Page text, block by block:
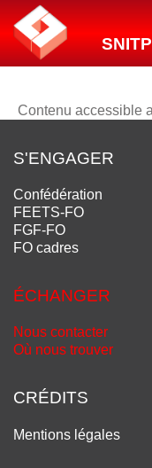
Contenu accessible
S'ENGAGER
Confédération
FEETS-FO
FGF-FO
FO cadres
ÉCHANGER
Nous contacter
Où nous trouver
CRÉDITS
Mentions légales